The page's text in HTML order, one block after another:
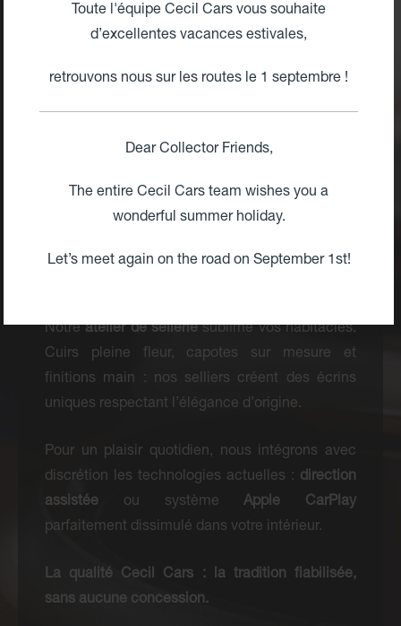
Ici, chaque intervention est réalisée
moteur, notre équipe hautement qualifiée assure
Restauration & Maintenance :Remise en état
Préparation « Fast Road » :Optimisation des
Notreatelier de selleriesublime vos habitacles.
Cuirs pleine fleur, capotes sur mesure et
finitions main : nos selliers créent des écrins
uniques respectant l’élégance d’origine.
Pour un plaisir quotidien, nous intégrons avec
discrétion les technologies actuelles : direction
assistée ou système Apple CarPlay
parfaitement dissimulé dans votre intérieur.
La qualité Cecil Cars : la tradition fiabilisée,
sans aucune concession.
Toute l'équipe Cecil Cars vous souhaite
d’excellentes vacances estivales,
retrouvons nous sur les routes le 1 septembre !
Dear Collector Friends,
The entire Cecil Cars team wishes you a
wonderful summer holiday.
Let’s meet again on the road on September 1st!